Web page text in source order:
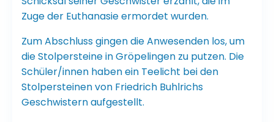
Zuge der Euthanasie ermordet wurden.
Zum Abschluss gingen die Anwesenden los, um
die Stolpersteine in Gröpelingen zu putzen. Die
Schüler/innen haben ein Teelicht bei den
Stolpersteinen von Friedrich Buhlrichs
Geschwistern aufgestellt.